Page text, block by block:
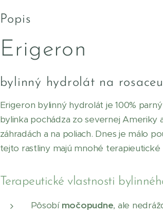
Popis
Erigeron
bylinný hydrolát na
Erigeron bylinný hydrolát je 100%
bylinka pochádza zo severnej Ameriky
záhradách a na poliach. Dnes je málo
tejto rastliny majú mnohé terapieutické
Terapeutické vlastnosti
Pôsobí močopudne, ale